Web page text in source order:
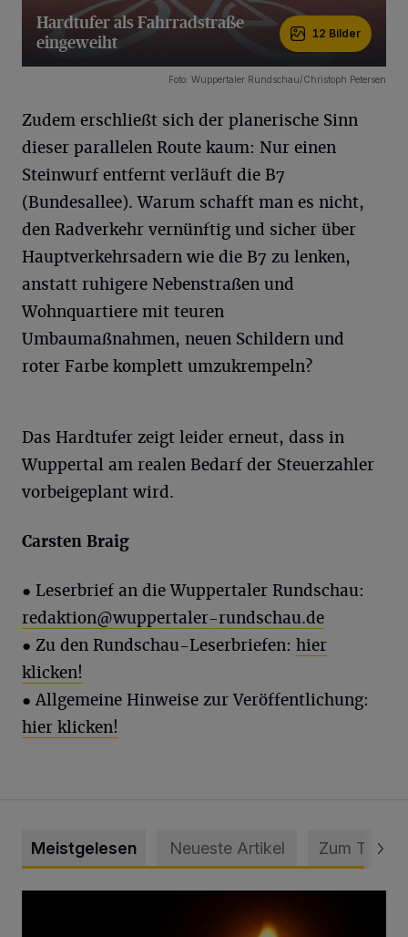
Hardtufer als Fahrradstraße
eingeweiht
12 Bilder
Foto: Wuppertaler Rundschau/Christoph Petersen
Zudem erschließt sich der planerische Sinn
dieser parallelen Route kaum: Nur einen
Steinwurf entfernt verläuft die B7
(Bundesallee). Warum schafft man es nicht,
den Radverkehr vernünftig und sicher über
Hauptverkehrsadern wie die B7 zu lenken,
anstatt ruhigere Nebenstraßen und
Wohnquartiere mit teuren
Umbaumaßnahmen, neuen Schildern und
roter Farbe komplett umzukrempeln?
Das Hardtufer zeigt leider erneut, dass in
Wuppertal am realen Bedarf der Steuerzahler
vorbeigeplant wird.
Carsten Braig
● Leserbrief an die Wuppertaler Rundschau:
redaktion@wuppertaler-rundschau.de
● Zu den Rundschau-Leserbriefen: hier
klicken!
● Allgemeine Hinweise zur Veröffentlichung:
hier klicken!
Meistgelesen Neueste Artikel Zum Thema